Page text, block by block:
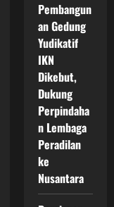
Pembangun
an Gedung
Yudikatif
IKN
Dikebut,
Dukung
Perpindaha
n Lembaga
Peradilan
ke
Nusantara